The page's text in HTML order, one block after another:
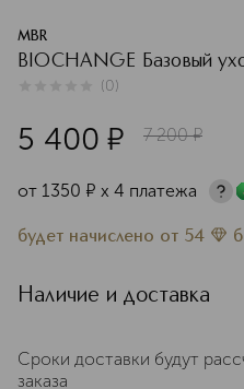
MBR
BIOCHANGE Базовый
(0)
5 400 ¤ 7 200 ¤
от 1350 ¤ х 4 платежа
будет начислено от 54
Наличие и доставка
Сроки доставки будут
заказа